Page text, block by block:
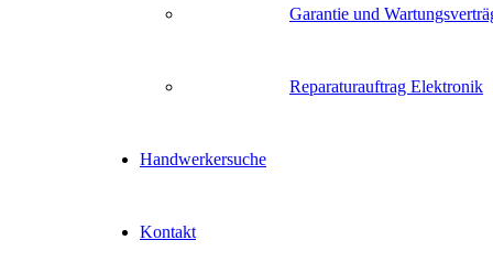
Garantie und
Reparaturauftrag Elektronik
Handwerkersuche
Kontakt